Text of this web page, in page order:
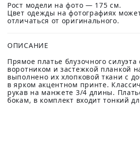
Рост модели на фото — 175 см.
Цвет одежды на фотографиях
отличаться от оригинального.
ОПИСАНИЕ
Прямое платье блузочного
воротником и застежкой планкой
выполнено их хлопковой ткани с
в ярком акцентном принте.
рукав на манжете 3/4 длины.
бокам, в комплект входит тонкий